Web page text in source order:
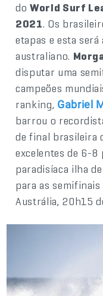
doWorld Surf
2021. Os
etapas e esta
australiano.
disputar uma
campeões
ranking, Gabriel
barrou o
de final brasileira
excelentes de 6-8
paradisíaca ilha
para as
Austrália, 20h15